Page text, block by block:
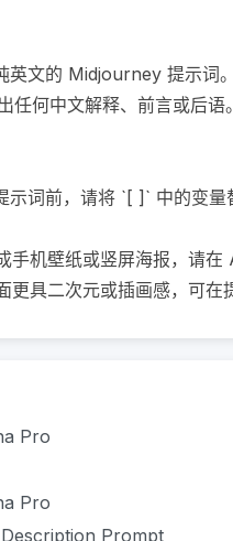
英文的 Midjourney 提示
何中文解释、前言或后语。
示词前，请将 `[ ]` 中的变
手机壁纸或竖屏海报，请
更具二次元或插画感，可
Pro
Pro
Prompt